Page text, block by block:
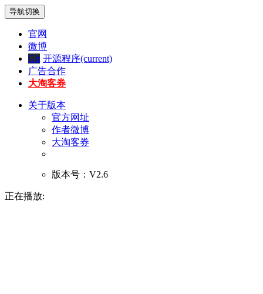
导航切换
官网
微博
Git 开源程序(current)
广告合作
大淘客券
关于版本
官方网址
作者微博
大淘客券
版本号：V2.6
正在播放: